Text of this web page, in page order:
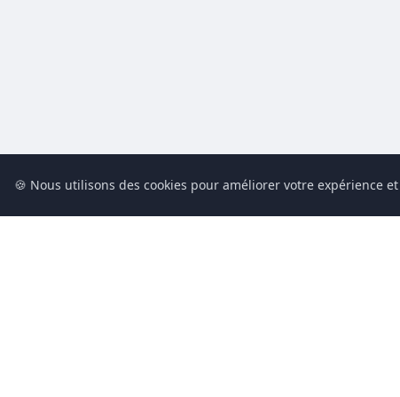
🍪 Nous utilisons des cookies pour améliorer votre expérience